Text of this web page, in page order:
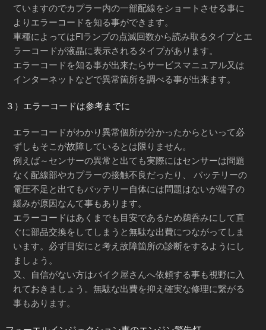
ていますのでカプラー内の一部配線をショートさせる事に
よりエラーコードを知る事ができます。
車種によってはFIランプの点滅回数から読み取るタイプとエ
ラーコードが液晶に表示されるタイプがあります。
エラーコードを知る事が出来たらサービスマニュアル又は
インターネットなどで異常箇所を調べる事が出来ます。
３）エラーコードは参考までに
エラーコードがわかり異常個所が分かったからといって必
ずしもそこが故障しているとは限りません。
例えば～センサーの異常と出ても実際にはセンサーは問題
なく配線部やカプラーの接触不良だったり、 バッテリーの
電圧不足と出てもバッテリー自体には問題はないが端子の
緩みが原因なんて事もあります。
エラーコードはあくまでも目安であるため鵜呑みにして直
ぐに部品交換をしてしまうと無駄な出費につながってしま
います。必ず目安にと考え故障箇所の診断をするようにし
ましょう。
又、自信がない方はバイク屋さんへ依頼する事も視野に入
れておきましょう。無駄な出費を抑え確実な修理に繋がる
事もあります。